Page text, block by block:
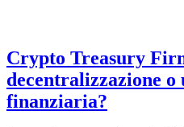
Crypto Treasury
decentralizzazione o
finanziaria?